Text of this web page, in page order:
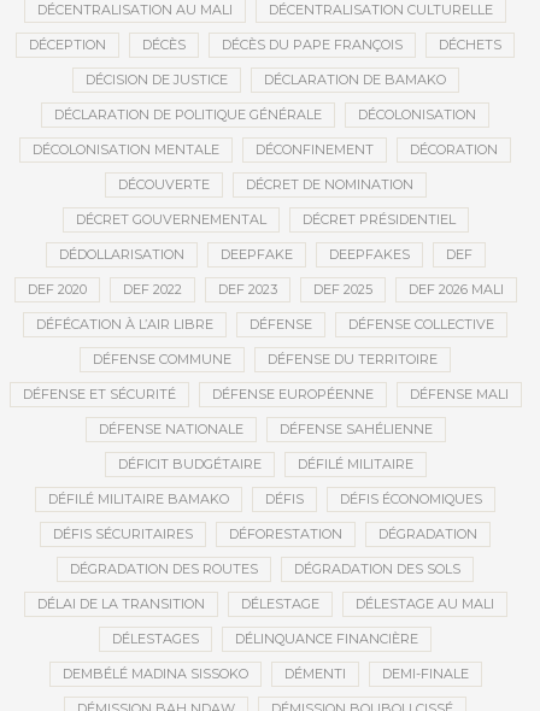
DÉCENTRALISATION AU MALI DÉCENTRALISATION CULTURELLE
DÉCEPTION DÉCÈS DÉCÈS DU PAPE FRANÇOIS DÉCHETS
DÉCISION DE JUSTICE DÉCLARATION DE BAMAKO
DÉCLARATION DE POLITIQUE GÉNÉRALE DÉCOLONISATION
DÉCOLONISATION MENTALE DÉCONFINEMENT DÉCORATION
DÉCOUVERTE DÉCRET DE NOMINATION
DÉCRET GOUVERNEMENTAL DÉCRET PRÉSIDENTIEL
DÉDOLLARISATION DEEPFAKE DEEPFAKES DEF
DEF 2020 DEF 2022 DEF 2023 DEF 2025 DEF 2026 MALI
DÉFÉCATION À L’AIR LIBRE DÉFENSE DÉFENSE COLLECTIVE
DÉFENSE COMMUNE DÉFENSE DU TERRITOIRE
DÉFENSE ET SÉCURITÉ DÉFENSE EUROPÉENNE DÉFENSE MALI
DÉFENSE NATIONALE DÉFENSE SAHÉLIENNE
DÉFICIT BUDGÉTAIRE DÉFILÉ MILITAIRE
DÉFILÉ MILITAIRE BAMAKO DÉFIS DÉFIS ÉCONOMIQUES
DÉFIS SÉCURITAIRES DÉFORESTATION DÉGRADATION
DÉGRADATION DES ROUTES DÉGRADATION DES SOLS
DÉLAI DE LA TRANSITION DÉLESTAGE DÉLESTAGE AU MALI
DÉLESTAGES DÉLINQUANCE FINANCIÈRE
DEMBÉLÉ MADINA SISSOKO DÉMENTI DEMI-FINALE